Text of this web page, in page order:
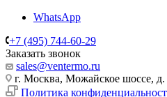
WhatsApp
+7 (495) 744-60-29
Заказать звонок
sales@ventermo.ru
г. Москва, Можайское шоссе, д.
Политика